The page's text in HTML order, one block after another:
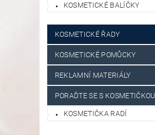
KOSMETICKÉ BALÍČKY
KOSMETICKÉ ŘADY
KOSMETICKÉ POMŮCKY
REKLAMNÍ MATERIÁLY
PORAĎTE SE S KOSMETIČKOU
KOSMETIČKA RADÍ